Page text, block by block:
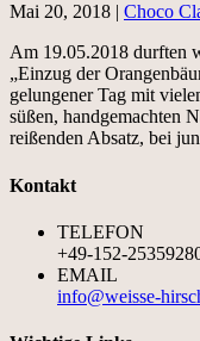
Mai 20, 2018 | Choco
Am 19.05.2018 durften
„Einzug der
gelungener Tag mit
süßen, handgemachten
reißenden Absatz, bei
Kontakt
TELEFON
+49-152-
EMAIL
info@weisse-